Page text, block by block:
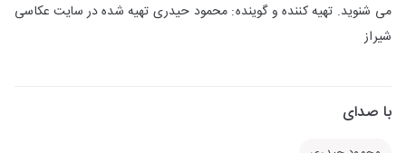
می شنوید. تهیه کننده و گوینده: محمود حیدری تهیه شده در سایت عکاسی
شیراز
با صدای